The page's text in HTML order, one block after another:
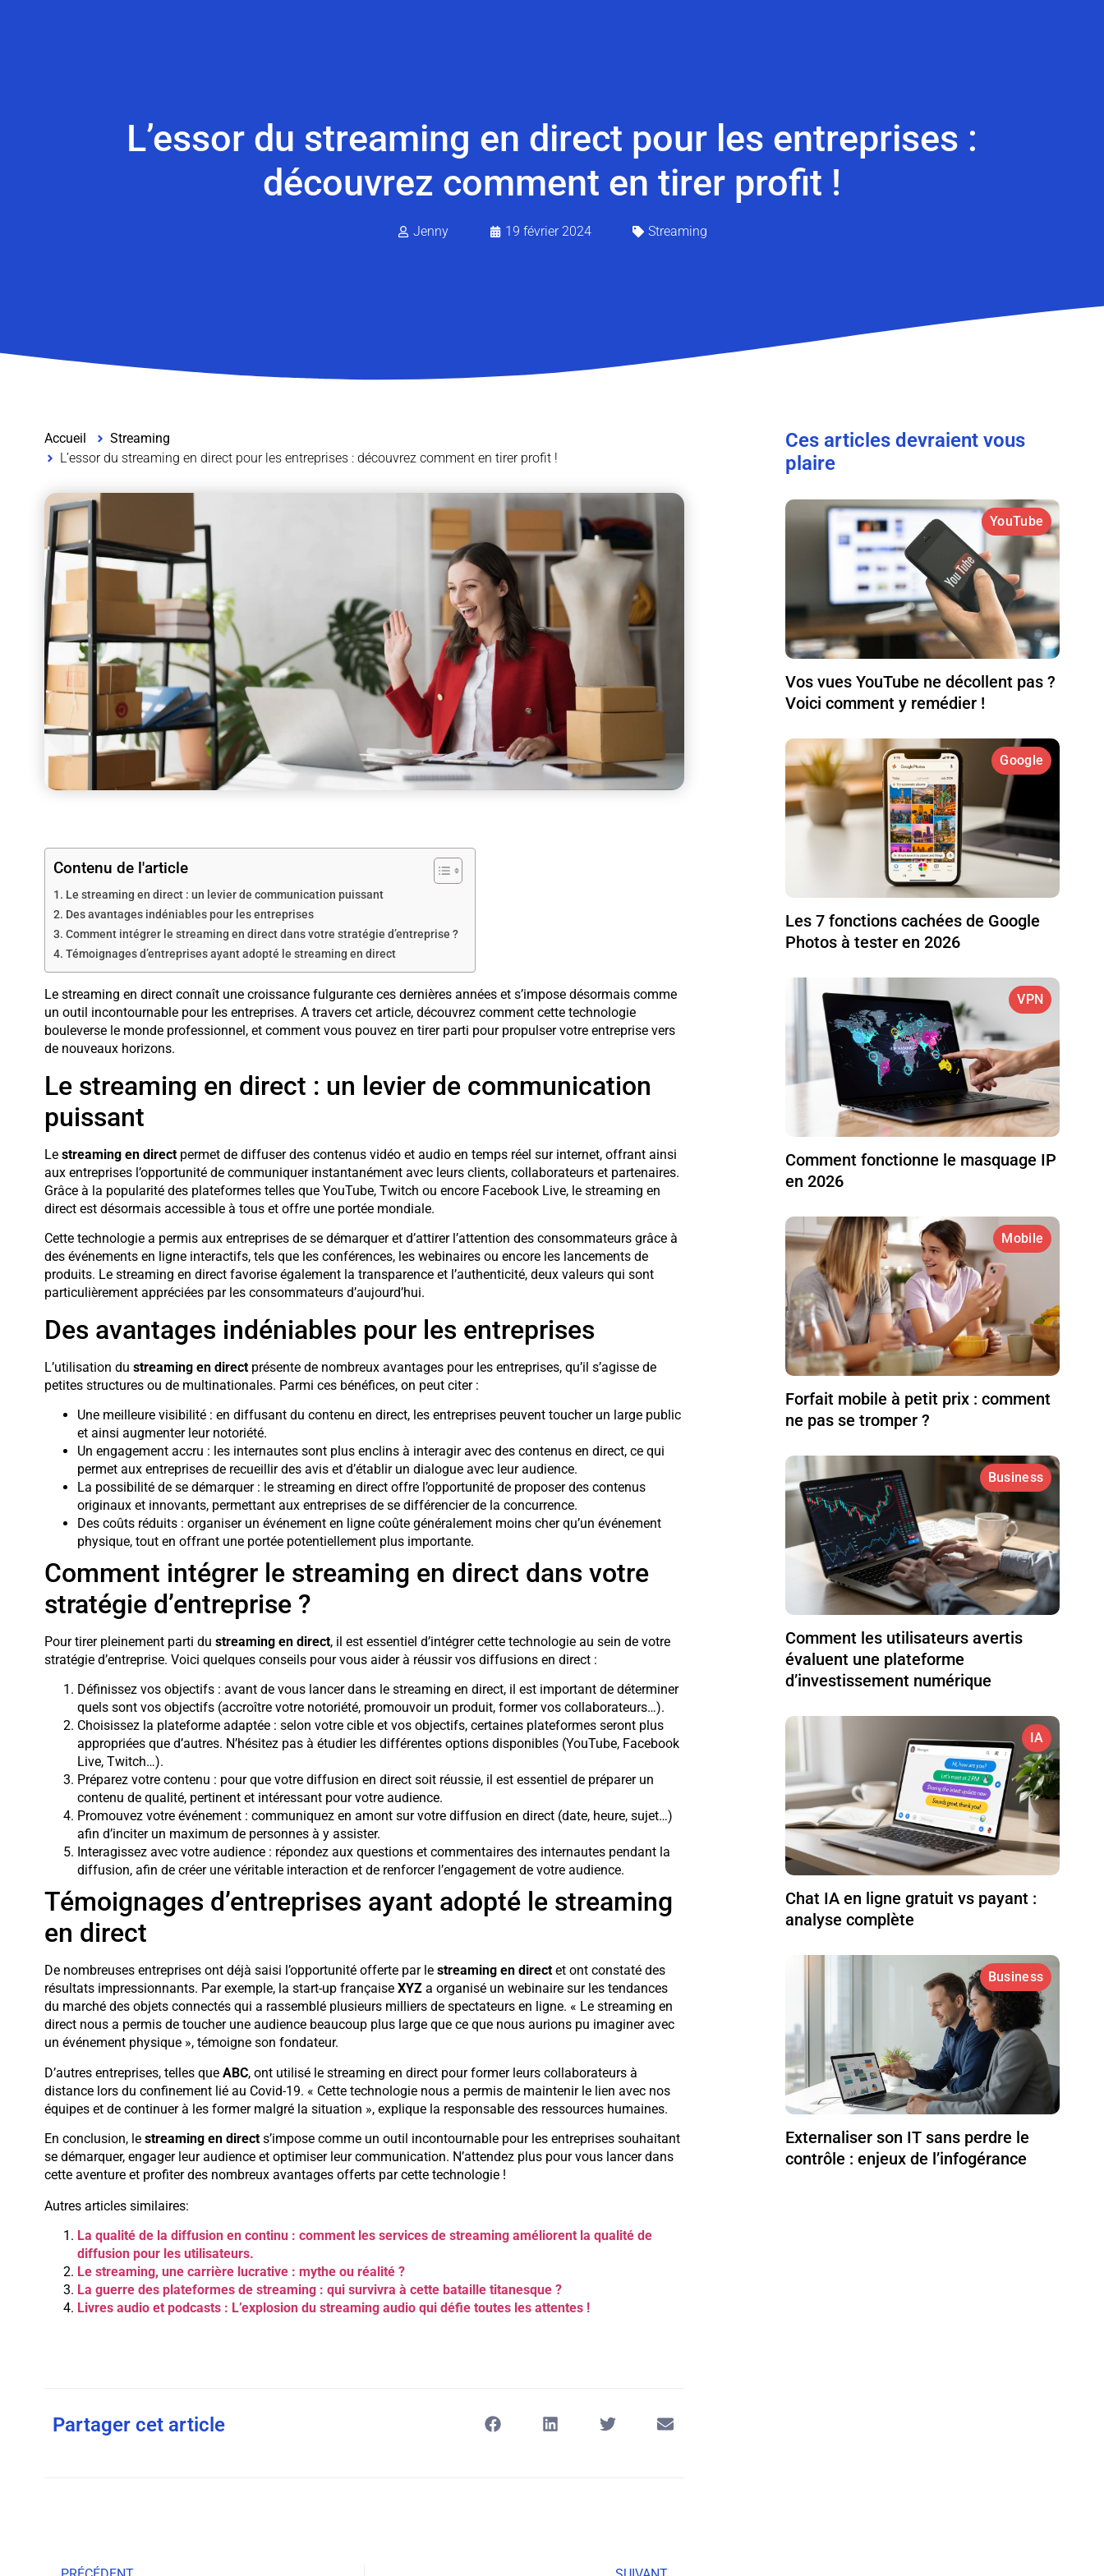
L’essor du streaming en direct pour les entreprises :
découvrez comment en tirer profit !
Jenny 19 février 2024 Streaming
Accueil
Streaming
L’essor du streaming en direct pour les entreprises : découvrez comment en tirer profit !
Contenu de l'article
Le streaming en direct : un levier de communication puissant
Des avantages indéniables pour les entreprises
Comment intégrer le streaming en direct dans votre stratégie d’entreprise ?
Témoignages d’entreprises ayant adopté le streaming en direct
Le streaming en direct connaît une croissance fulgurante ces dernières années et s’impose désormais comme
un outil incontournable pour les entreprises. A travers cet article, découvrez comment cette technologie
bouleverse le monde professionnel, et comment vous pouvez en tirer parti pour propulser votre entreprise vers
de nouveaux horizons.
Le streaming en direct : un levier de communication
puissant
Le streaming en directpermet de diffuser des contenus vidéo et audio en temps réel sur internet, offrant ainsi
aux entreprises l’opportunité de communiquer instantanément avec leurs clients, collaborateurs et partenaires.
Grâce à la popularité des plateformes telles que YouTube, Twitch ou encore Facebook Live, le streaming en
direct est désormais accessible à tous et offre une portée mondiale.
Cette technologie a permis aux entreprises de se démarquer et d’attirer l’attention des consommateurs grâce à
des événements en ligne interactifs, tels que les conférences, les webinaires ou encore les lancements de
produits. Le streaming en direct favorise également la transparence et l’authenticité, deux valeurs qui sont
particulièrement appréciées par les consommateurs d’aujourd’hui.
Des avantages indéniables pour les entreprises
L’utilisation du streaming en directprésente de nombreux avantages pour les entreprises, qu’il s’agisse de
petites structures ou de multinationales. Parmi ces bénéfices, on peut citer :
Une meilleure visibilité : en diffusant du contenu en direct, les entreprises peuvent toucher un large public
et ainsi augmenter leur notoriété.
Un engagement accru : les internautes sont plus enclins à interagir avec des contenus en direct, ce qui
permet aux entreprises de recueillir des avis et d’établir un dialogue avec leur audience.
La possibilité de se démarquer : le streaming en direct offre l’opportunité de proposer des contenus
originaux et innovants, permettant aux entreprises de se différencier de la concurrence.
Des coûts réduits : organiser un événement en ligne coûte généralement moins cher qu’un événement
physique, tout en offrant une portée potentiellement plus importante.
Comment intégrer le streaming en direct dans votre
stratégie d’entreprise ?
Pour tirer pleinement parti du streaming en direct, il est essentiel d’intégrer cette technologie au sein de votre
stratégie d’entreprise. Voici quelques conseils pour vous aider à réussir vos diffusions en direct :
Définissez vos objectifs : avant de vous lancer dans le streaming en direct, il est important de déterminer
quels sont vos objectifs (accroître votre notoriété, promouvoir un produit, former vos collaborateurs…).
Choisissez la plateforme adaptée : selon votre cible et vos objectifs, certaines plateformes seront plus
appropriées que d’autres. N’hésitez pas à étudier les différentes options disponibles (YouTube, Facebook
Live, Twitch…).
Préparez votre contenu : pour que votre diffusion en direct soit réussie, il est essentiel de préparer un
contenu de qualité, pertinent et intéressant pour votre audience.
Promouvez votre événement : communiquez en amont sur votre diffusion en direct (date, heure, sujet…)
afin d’inciter un maximum de personnes à y assister.
Interagissez avec votre audience : répondez aux questions et commentaires des internautes pendant la
diffusion, afin de créer une véritable interaction et de renforcer l’engagement de votre audience.
Témoignages d’entreprises ayant adopté le streaming
en direct
De nombreuses entreprises ont déjà saisi l’opportunité offerte par le streaming en directet ont constaté des
résultats impressionnants. Par exemple, la start-up française XYZa organisé un webinaire sur les tendances
du marché des objets connectés qui a rassemblé plusieurs milliers de spectateurs en ligne. « Le streaming en
direct nous a permis de toucher une audience beaucoup plus large que ce que nous aurions pu imaginer avec
un événement physique », témoigne son fondateur.
D’autres entreprises, telles que ABC, ont utilisé le streaming en direct pour former leurs collaborateurs à
distance lors du confinement lié au Covid-19. « Cette technologie nous a permis de maintenir le lien avec nos
équipes et de continuer à les former malgré la situation », explique la responsable des ressources humaines.
En conclusion, le streaming en directs’impose comme un outil incontournable pour les entreprises souhaitant
se démarquer, engager leur audience et optimiser leur communication. N’attendez plus pour vous lancer dans
cette aventure et profiter des nombreux avantages offerts par cette technologie !
Autres articles similaires:
La qualité de la diffusion en continu : comment les services de streaming améliorent la qualité de
diffusion pour les utilisateurs.
Le streaming, une carrière lucrative : mythe ou réalité ?
La guerre des plateformes de streaming : qui survivra à cette bataille titanesque ?
Livres audio et podcasts : L’explosion du streaming audio qui défie toutes les attentes !
Partager cet article
Ces articles devraient vous
plaire
YouTube
Vos vues YouTube ne décollent pas ?
Voici comment y remédier !
Google
Les 7 fonctions cachées de Google
Photos à tester en 2026
VPN
Comment fonctionne le masquage IP
en 2026
Mobile
Forfait mobile à petit prix : comment
ne pas se tromper ?
Business
Comment les utilisateurs avertis
évaluent une plateforme
d’investissement numérique
IA
Chat IA en ligne gratuit vs payant :
analyse complète
Business
Externaliser son IT sans perdre le
contrôle : enjeux de l’infogérance